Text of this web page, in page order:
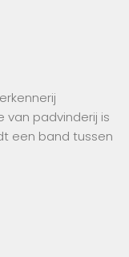
van padvinderij is
een band tussen